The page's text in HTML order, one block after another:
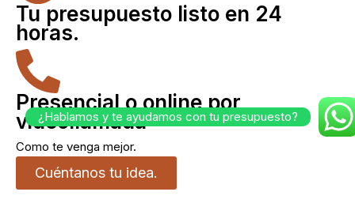
Tu presupuesto listo en 24
horas.
Presencial o online por
videollamada
Como te venga mejor.
Cuéntanos tu idea.
¿Hablamos y te ayudamos con tu presupuesto?